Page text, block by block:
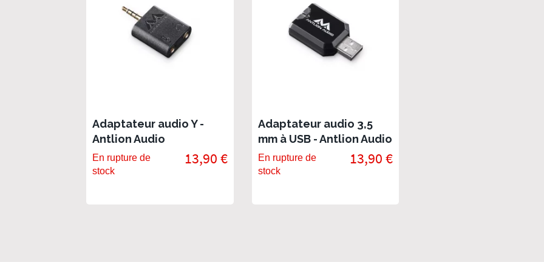
Adaptateur audio Y -
Antlion Audio
En rupture de
stock
13,90 €
Adaptateur audio 3,5
mm à USB - Antlion Audio
En rupture de
stock
13,90 €